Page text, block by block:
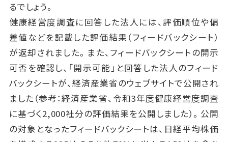
るでしょう。
健康経営度調査に回答した法人には、評価順位や偏
差値などを記載した評価結果（フィードバックシート）
が返却されました。また、フィードバックシートの開示
可否を確認し、「開示可能」と回答した法人のフィード
バックシートが、経済産業省のウェブサイトで公開され
ました（参考：経済産業省、令和3年度健康経営度調査
に基づく2,000社分の評価結果を公開しました）。公開
の対象となったフィードバックシートは、日経平均株価